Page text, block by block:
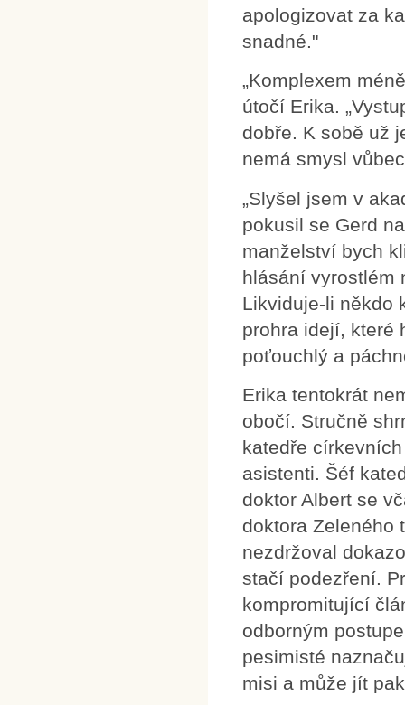
apologizovat za
snadné."
„Komplexem
útočí Erika.
dobře. K sobě už
nemá smysl
„Slyšel jsem v
pokusil se Gerd
manželství bych
hlásání vyrostlém
Likviduje-li někdo
prohra idejí, které
poťouchlý a
Erika tentokrát
obočí. Stručně
katedře
asistenti. Šéf
doktor Albert se
doktora Zeleného
nezdržoval
stačí podezření.
kompromitující
odborným
pesimisté
misi a může jít